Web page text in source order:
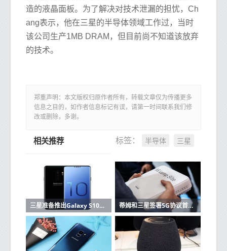
造的液晶面板。为了解决对技术泄漏的担忧，Ch
ang表示，他在三星的半导体领域工作过，当时
该公司生产1MB DRAM，但目前尚不知道该放弃
的技术。
郑重声明：本文版权归原作者所有，转载文章仅为传播更多
信息之目的，如作者信息标记有误，请第一时间联系我们修
改或删除，多谢。
标签： 半导体 三星
相关推荐
三星准备推出Galaxy S10这里有功能和价格 蒂姆和三星签署5G协议首批设备已在2019年